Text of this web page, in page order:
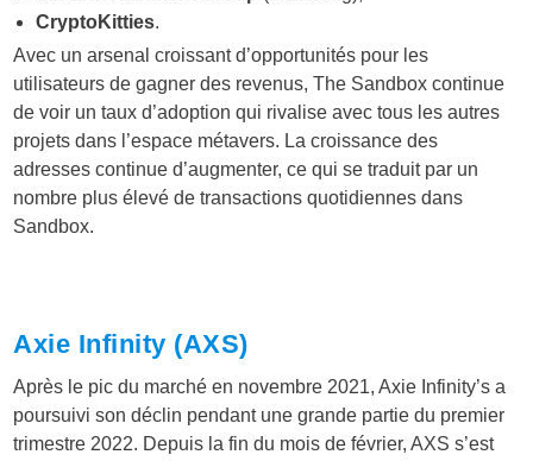
CryptoKitties.
Avec un arsenal croissant d’opportunités pour les
utilisateurs de gagner des revenus, The Sandbox continue
de voir un taux d’adoption qui rivalise avec tous les autres
projets dans l’espace métavers. La croissance des
adresses continue d’augmenter, ce qui se traduit par un
nombre plus élevé de transactions quotidiennes dans
Sandbox.
Axie Infinity (AXS)
Après le pic du marché en novembre 2021, Axie Infinity’s a
poursuivi son déclin pendant une grande partie du premier
trimestre 2022. Depuis la fin du mois de février, AXS s’est